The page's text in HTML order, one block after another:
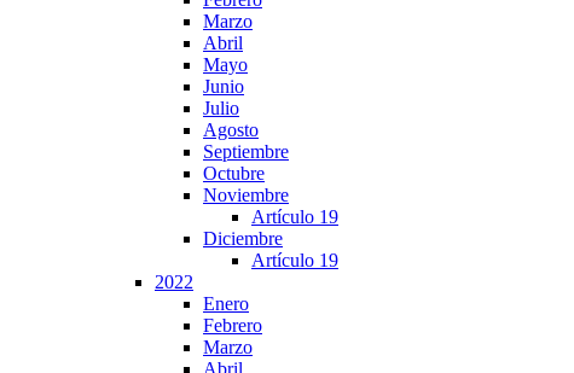
Marzo
Abril
Mayo
Junio
Julio
Agosto
Septiembre
Octubre
Noviembre
Artículo 19
Diciembre
Artículo 19
2022
Enero
Febrero
Marzo
Abril